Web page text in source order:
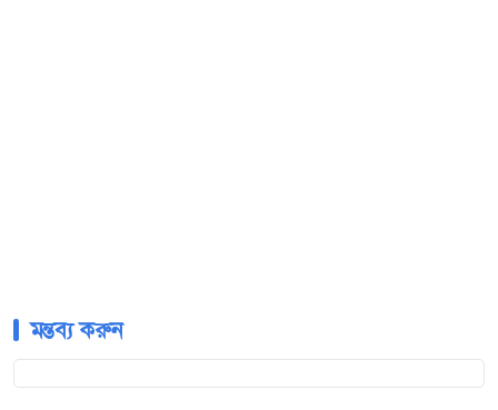
মন্তব্য করুন